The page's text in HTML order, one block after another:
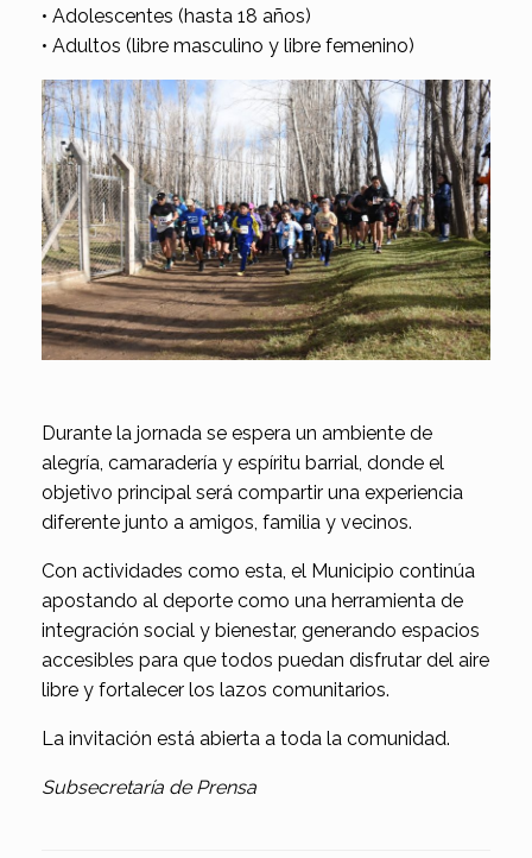
• Adolescentes (hasta 18 años)
• Adultos (libre masculino y libre femenino)
Durante la jornada se espera un ambiente de
alegría, camaradería y espíritu barrial, donde el
objetivo principal será compartir una experiencia
diferente junto a amigos, familia y vecinos.
Con actividades como esta, el Municipio continúa
apostando al deporte como una herramienta de
integración social y bienestar, generando espacios
accesibles para que todos puedan disfrutar del aire
libre y fortalecer los lazos comunitarios.
La invitación está abierta a toda la comunidad.
Subsecretaría de Prensa